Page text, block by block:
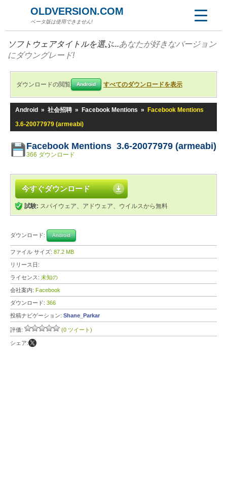
OLDVERSION.COM
ベータ版は使用できません!
ソフトウェアタイトルを選ぶ...あなたが好きなバージョン
にダウングレード!
ダウンロードの閲覧 Android すべてのダウンロードを表示
Android » 社会招聘 » Facebook Mentions »
Facebook Mentions
3.6-20077979 (armeabi)
Facebook Mentions 3.6-20077979 (armeabi)
366 ダウンロード
今すぐダウンロード
試験: スパイウェア、アドウェア、ウイルスから無料
ダウンロード: Android
ファイル サイズ: 87.2 MB
リリース日:
ライセンス: 未知の
会社案内: Facebook
ダウンロード: 366
投稿ナビゲーション: Shane_Parkar
評価: (0 ツイート)
シェア: